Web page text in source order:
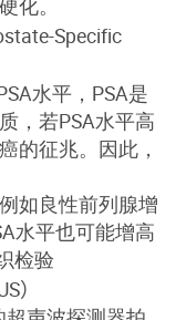
化。
Specific
水平，PSA是
，若PSA水平高
的征兆。因此，
如良性前列腺增
水平也可能增高
检验
）